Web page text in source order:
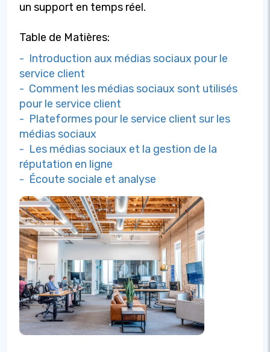
un support en temps réel.
Table de Matières:
- Introduction aux médias sociaux pour le
service client
- Comment les médias sociaux sont utilisés
pour le service client
- Plateformes pour le service client sur les
médias sociaux
- Les médias sociaux et la gestion de la
réputation en ligne
- Écoute sociale et analyse